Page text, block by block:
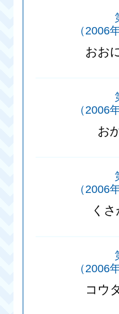
（2006
おお
（2006
お
（2006
く
（2006
コウ